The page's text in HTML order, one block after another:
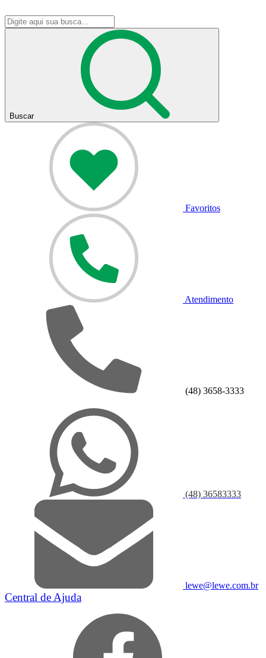
Buscar
Favoritos
Atendimento
(48) 3658-3333
(48) 36583333
lewe@lewe.com.br
Central de Ajuda